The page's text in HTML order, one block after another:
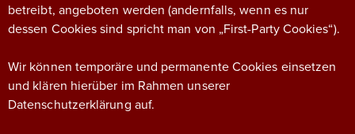
betreibt, angeboten werden (andernfalls, wenn es nur
dessen Cookies sind spricht man von „First-Party Cookies“).
Wir können temporäre und permanente Cookies einsetzen
und klären hierüber im Rahmen unserer
Datenschutzerklärung auf.